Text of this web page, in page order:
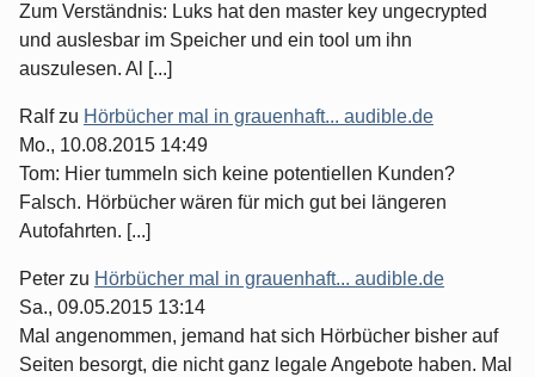
Zum Verständnis: Luks hat den master key ungecrypted
und auslesbar im Speicher und ein tool um ihn
auszulesen. Al [...]
Ralfzu Hörbücher mal in grauenhaft... audible.de
Mo., 10.08.2015 14:49
Tom: Hier tummeln sich keine potentiellen Kunden?
Falsch. Hörbücher wären für mich gut bei längeren
Autofahrten. [...]
Peter zu Hörbücher mal in grauenhaft... audible.de
Sa., 09.05.2015 13:14
Mal angenommen, jemand hat sich Hörbücher bisher auf
Seiten besorgt, die nicht ganz legale Angebote haben. Mal